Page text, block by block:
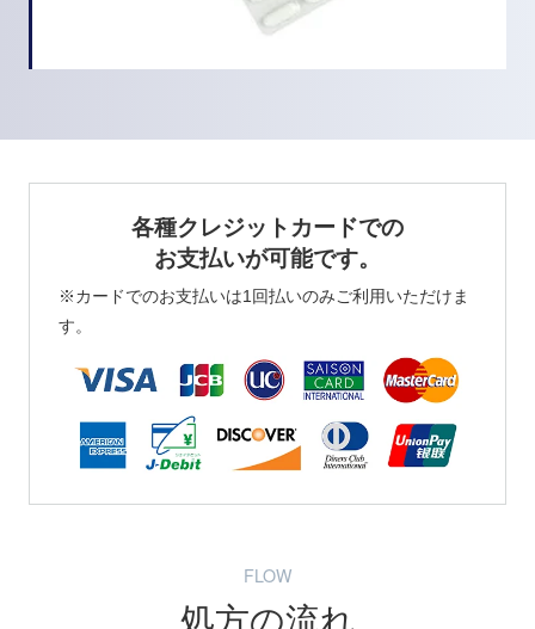
各種クレジットカードでの
お支払いが可能です。
※カードでのお支払いは1回払いのみご利用いただけま
す。
FLOW
処方の流れ